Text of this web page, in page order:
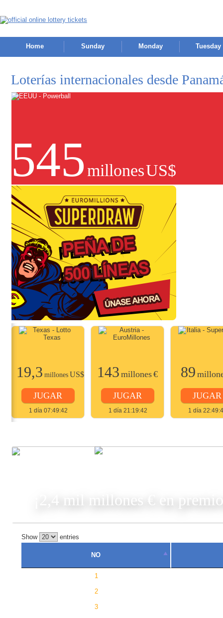
Home Sunday Monday Tuesday
Loterías internacionales desde
545millonesUS$
19,3 millones US$
JUGAR
1 día 07:49:42
143 millones€
JUGAR
1 día 21:19:42
89
JUGAR
1 día
¡2,4 mil millones € en
Show entries
NO
1
2
3